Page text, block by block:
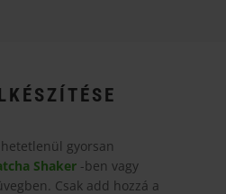
gyorsan
Shaker -ben vagy
Csak add hozzá a